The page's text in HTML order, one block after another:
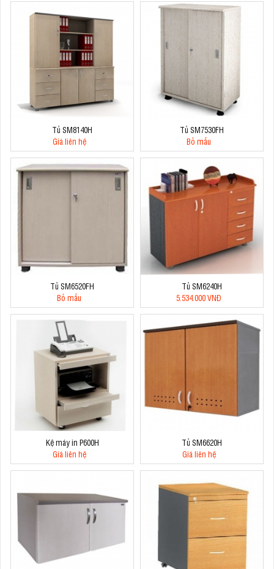
Tủ SM8140H
Giá liên hệ
Tủ SM7530FH
Bỏ mẫu
Tủ SM6520FH
Bỏ mẫu
Tủ SM6240H
5.534.000 VNĐ
Kệ máy in P600H
Giá liên hệ
Tủ SM6620H
Giá liên hệ